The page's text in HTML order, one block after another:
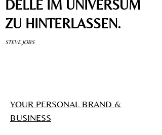
DELLE IM UNIVERSUM
ZU HINTERLASSEN.
STEVE JOBS
YOUR PERSONAL BRAND &
BUSINESS